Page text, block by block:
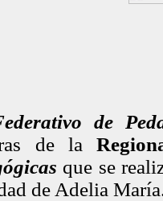
de
de la
que se
de Adelia